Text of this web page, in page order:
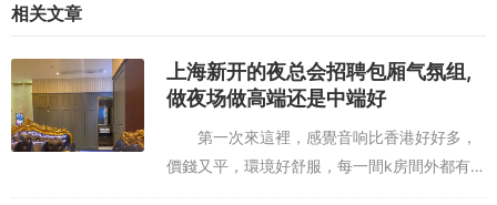
相关文章
上海新开的夜总会招聘包厢气氛组,
做夜场做高端还是中端好
第一次來這裡，感覺音响比香港好好多，
價錢又平，環境好舒服，每一間k房間外都有一
個私家坐廁，很衛生潔淨，小食也很好食，還